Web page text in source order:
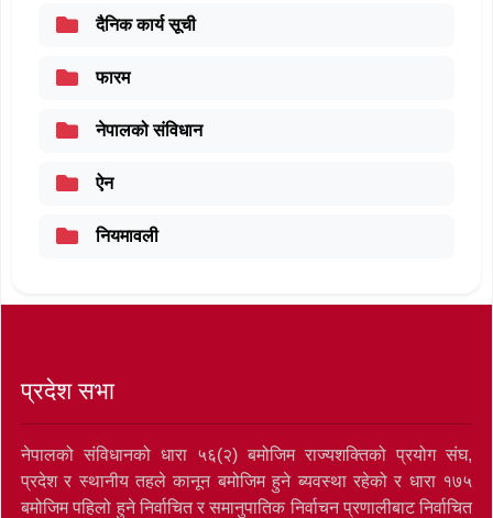
दैनिक कार्य सूची
फारम
नेपालको संविधान
ऐन
नियमावली
प्रदेश सभा
नेपालको संविधानको धारा ५६(२) बमोजिम राज्यशक्तिको प्रयोग संघ,
प्रदेश र स्थानीय तहले कानून बमोजिम हुने ब्यवस्था रहेको र धारा १७५
बमोजिम पहिलो हुने निर्वाचित र समानुपातिक निर्वाचन प्रणालीबाट निर्वाचित